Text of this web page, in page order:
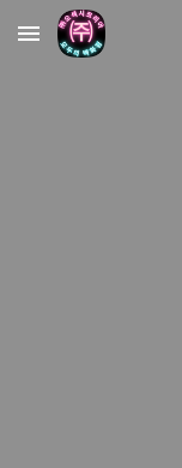
Skip to main content